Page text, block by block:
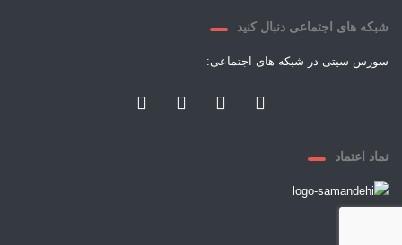
شبکه های اجتماعی دنبال کنید
سورس سیتی در شبکه های اجتماعی:
نماد اعتماد